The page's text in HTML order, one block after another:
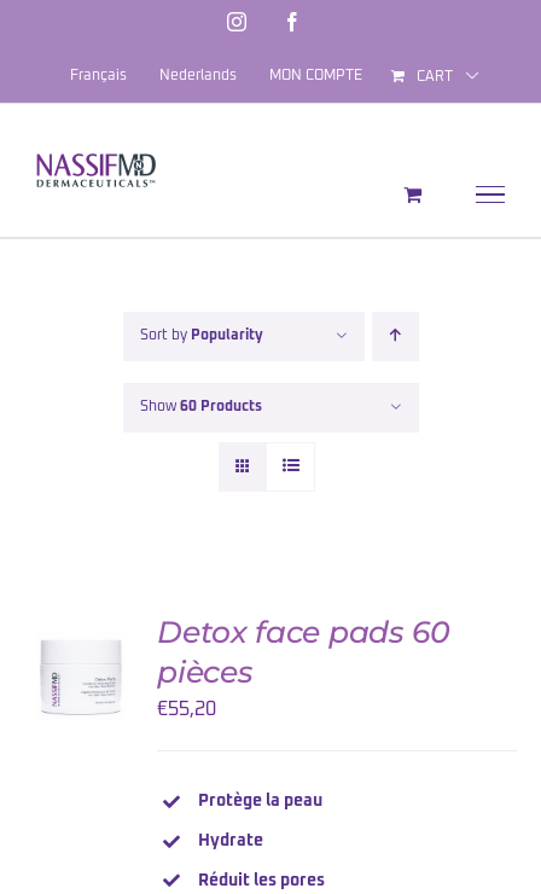
Instagram
Français Nederlands MON COMPTE CART
Sort by Popularity
Show 60 Products
PANIER
Detox face pads 60
pièces
€55,20
Protège la peau
Hydrate
Réduit les pores